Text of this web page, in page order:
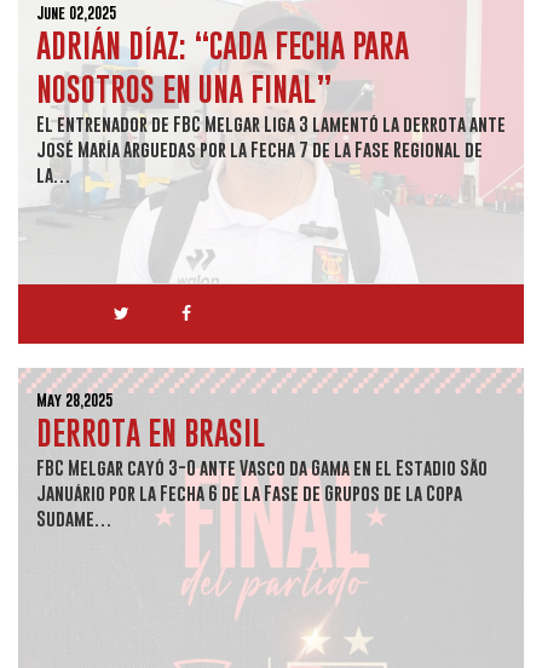
June 02,2025
ADRIÁN DÍAZ: “CADA FECHA PARA
NOSOTROS EN UNA FINAL”
El entrenador de FBC Melgar Liga 3 lamentó la derrota ante
José María Arguedas por la Fecha 7 de la Fase Regional de
la…
May 28,2025
DERROTA EN BRASIL
FBC Melgar cayó 3-0 ante Vasco da Gama en el Estadio São
Januário por la Fecha 6 de la Fase de Grupos de la Copa
Sudame…